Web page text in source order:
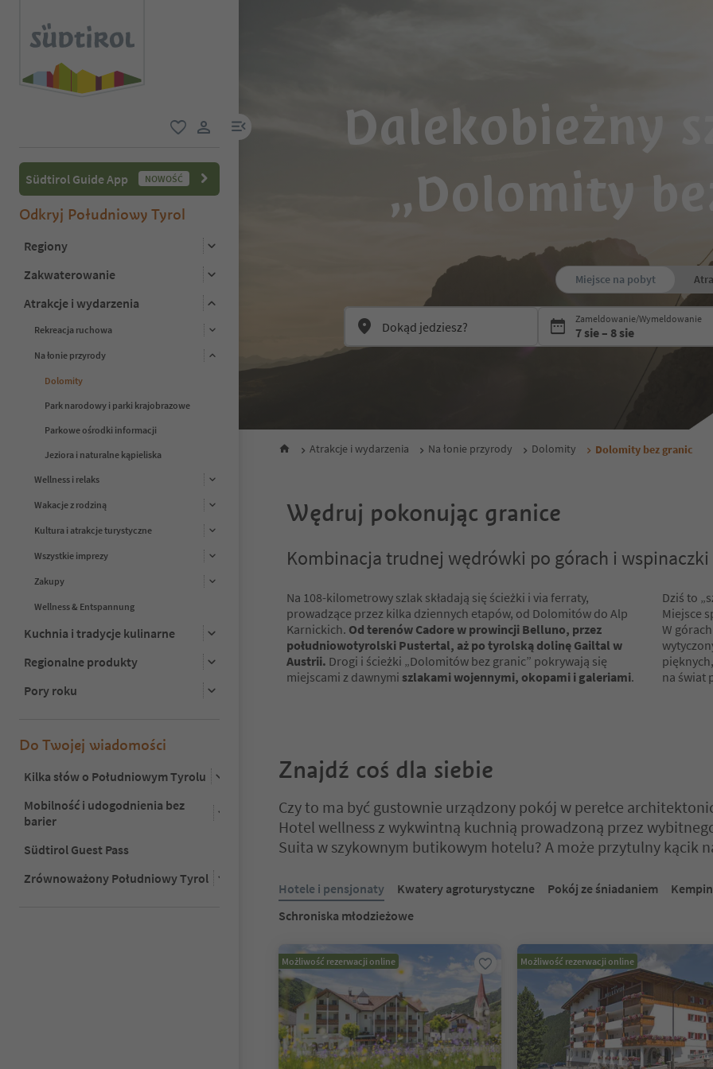
link użytkownika
link menu
Südtirol Guide App NOWOŚĆ
Odkryj Południowy Tyrol
Regiony
Zakwaterowanie
Atrakcje i wydarzenia
Rekreacja ruchowa
Na łonie przyrody
Dolomity
Park narodowy i parki krajobrazowe
Parkowe ośrodki informacji
Jeziora i naturalne kąpieliska
Wellness i relaks
Wakacje z rodziną
Kultura i atrakcje turystyczne
Wszystkie imprezy
Zakupy
Wellness & Entspannung
Kuchnia i tradycje kulinarne
Regionalne produkty
Pory roku
Do Twojej wiadomości
Kilka słów o Południowym Tyrolu
Mobilność i udogodnienia bez
barier
Südtirol Guest Pass
Zrównoważony Południowy Tyrol
Dalekobieżny
„Dolomity
Miejsce na pobyt
Zameldowanie/Wymeldowanie
7 sie – 8 sie
Press Space or Enter to open
Atrakcje i wydarzenia Na łonie przyrody Dolomity Dolomity bez granic
Wędruj pokonując granice
Kombinacja trudnej wędrówki po górach i wspinaczki
Na 108-kilometrowy szlak składają się ścieżki i via ferraty,
prowadzące przez kilka dziennych etapów, od Dolomitów do Alp
Karnickich. Od terenów Cadore w prowincji Belluno, przez
południowotyrolski Pustertal, aż po tyrolską dolinę Gailtal w
Austrii. Drogi i ścieżki „Dolomitów bez granic” pokrywają się
miejscami z dawnymi szlakami wojennymi, okopami i galeriami.
Dziś to
Miejsce
W
na świat
Znajdź coś dla siebie
Czy to ma być gustownie urządzony pokój w perełce
Hotel wellness z wykwintną kuchnią prowadzoną przez
Suita w szykownym butikowym hotelu? A może przytulny kącik
Znajdujesz się na suwaku z zakładkami. Wybierz zakładkę, aby zobaczyć jej
Hotele i pensjonaty Kwatery agroturystyczne Pokój ze śniadaniem
Schroniska młodzieżowe
Możliwość rezerwacji online Możliwość rezerwacji online